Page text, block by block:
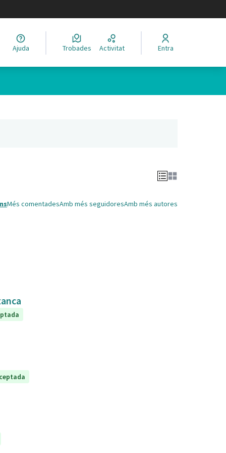
Elegir el idioma
Ajuda Trobades Activitat Entra
Més comentadesAmb més seguidoresAmb més autores